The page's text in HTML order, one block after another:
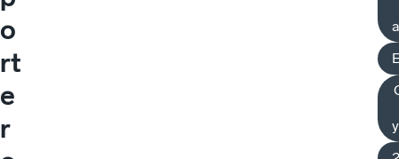
o
rt
e
r